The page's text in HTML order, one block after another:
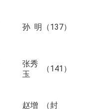
孙 明 （137）
张秀
玉
（141）
赵增
（封